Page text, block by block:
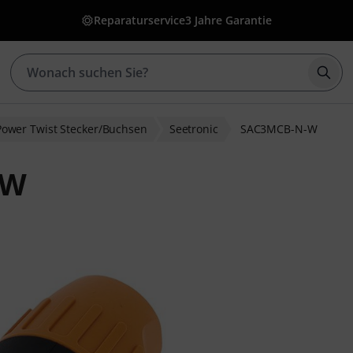
Reparaturservice3 Jahre Garantie
Twist Stecker/Buchsen Seetronic SAC3MCB-N-W